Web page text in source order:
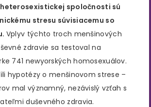
spoločnosti sú
stresu súvisiacemu so
Vplyv týchto troch menšinových
zdravie sa testoval na
741 newyorských homosexuálov.
hypotézy o menšinovom strese –
mal významný, nezávislý vzťah s
duševného zdravia.